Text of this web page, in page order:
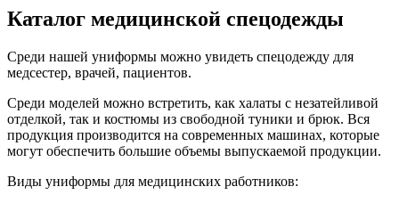
Каталог медицинской спецодежды
Среди нашей униформы можно увидеть спецодежду для
медсестер, врачей, пациентов.
Среди моделей можно встретить, как халаты с незатейливой
отделкой, так и костюмы из свободной туники и брюк. Вся
продукция производится на современных машинах, которые
могут обеспечить большие объемы выпускаемой продукции.
Виды униформы для медицинских работников: